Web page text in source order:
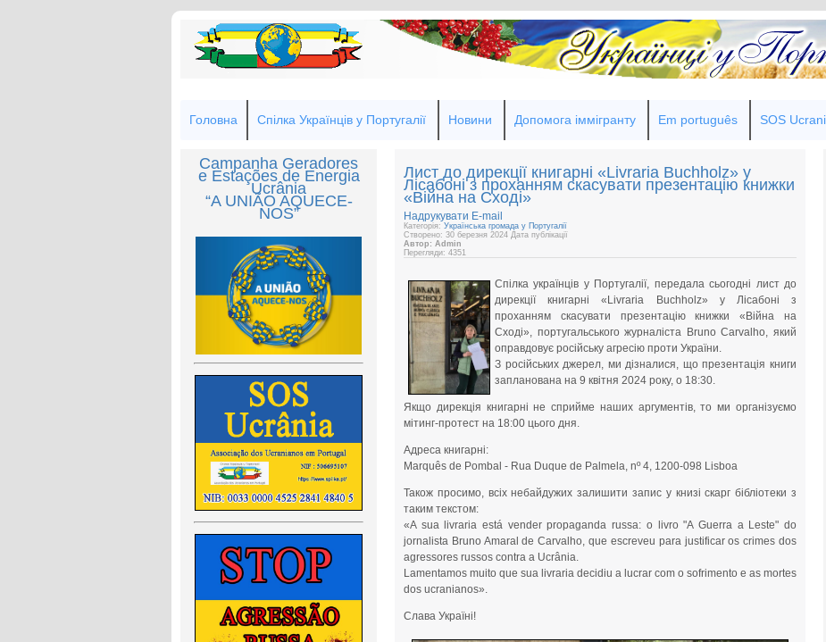
Головна Спілка Українців у Португалії Новини Допомога іммігранту Em português SOS
Campanha Geradores
e Estações de Energia
Ucrânia
“A UNIÃO AQUECE-
NOS”
Лист до дирекції книгарні «Livraria Buchholz» у
Лісабоні з проханням скасувати презентацію книжки
«Війна на Сході»
Надрукувати E-mail
Категорія: Українська громада у Португалії
Створено: 30 березня 2024 Дата публікації
Автор: Admin
Перегляди: 4351
Спілка українців у Португалії, передала сьогодні лист до
дирекції книгарні «Livraria Buchholz» у Лісабоні з
проханням скасувати презентацію книжки «Війна на
Сході», португальського журналіста Bruno Carvalho, який
оправдовує російську агресію проти України.
З російських джерел, ми дізналися, що презентація книги
запланована на 9 квітня 2024 року, о 18:30.
Якщо дирекція книгарні не сприйме наших аргументів, то ми організуємо
мітинг-протест на 18:00 цього дня.
Адреса книгарні:
Marquês de Pombal - Rua Duque de Palmela, nº 4, 1200-098 Lisboa
Також просимо, всіх небайдужих залишити запис у книзі скарг бібліотеки з
таким текстом:
«A sua livraria está vender propaganda russa: o livro "A Guerra a Leste" do
jornalista Bruno Amaral de Carvalho, que escreveu para justificar os crimes dos
agressores russos contra a Ucrânia.
Lamentamos muito que sua livraria decidiu a lucrar com o sofrimento e as mortes
dos ucranianos».
Слава Україні!